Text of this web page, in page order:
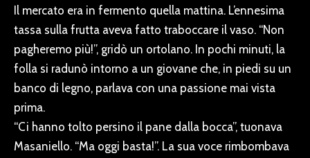
Il mercato era in fermento quella mattina. L’ennesima
tassa sulla frutta aveva fatto traboccare il vaso. “Non
pagheremo più!”, gridò un ortolano. In pochi minuti, la
folla si radunò intorno a un giovane che, in piedi su un
banco di legno, parlava con una passione mai vista
prima.
“Ci hanno tolto persino il pane dalla bocca”, tuonava
Masaniello. “Ma oggi basta!”. La sua voce rimbombava